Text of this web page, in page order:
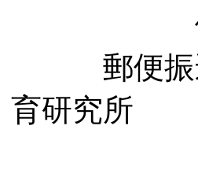
例：Ｓ
郵便振込
育研究所
（他行